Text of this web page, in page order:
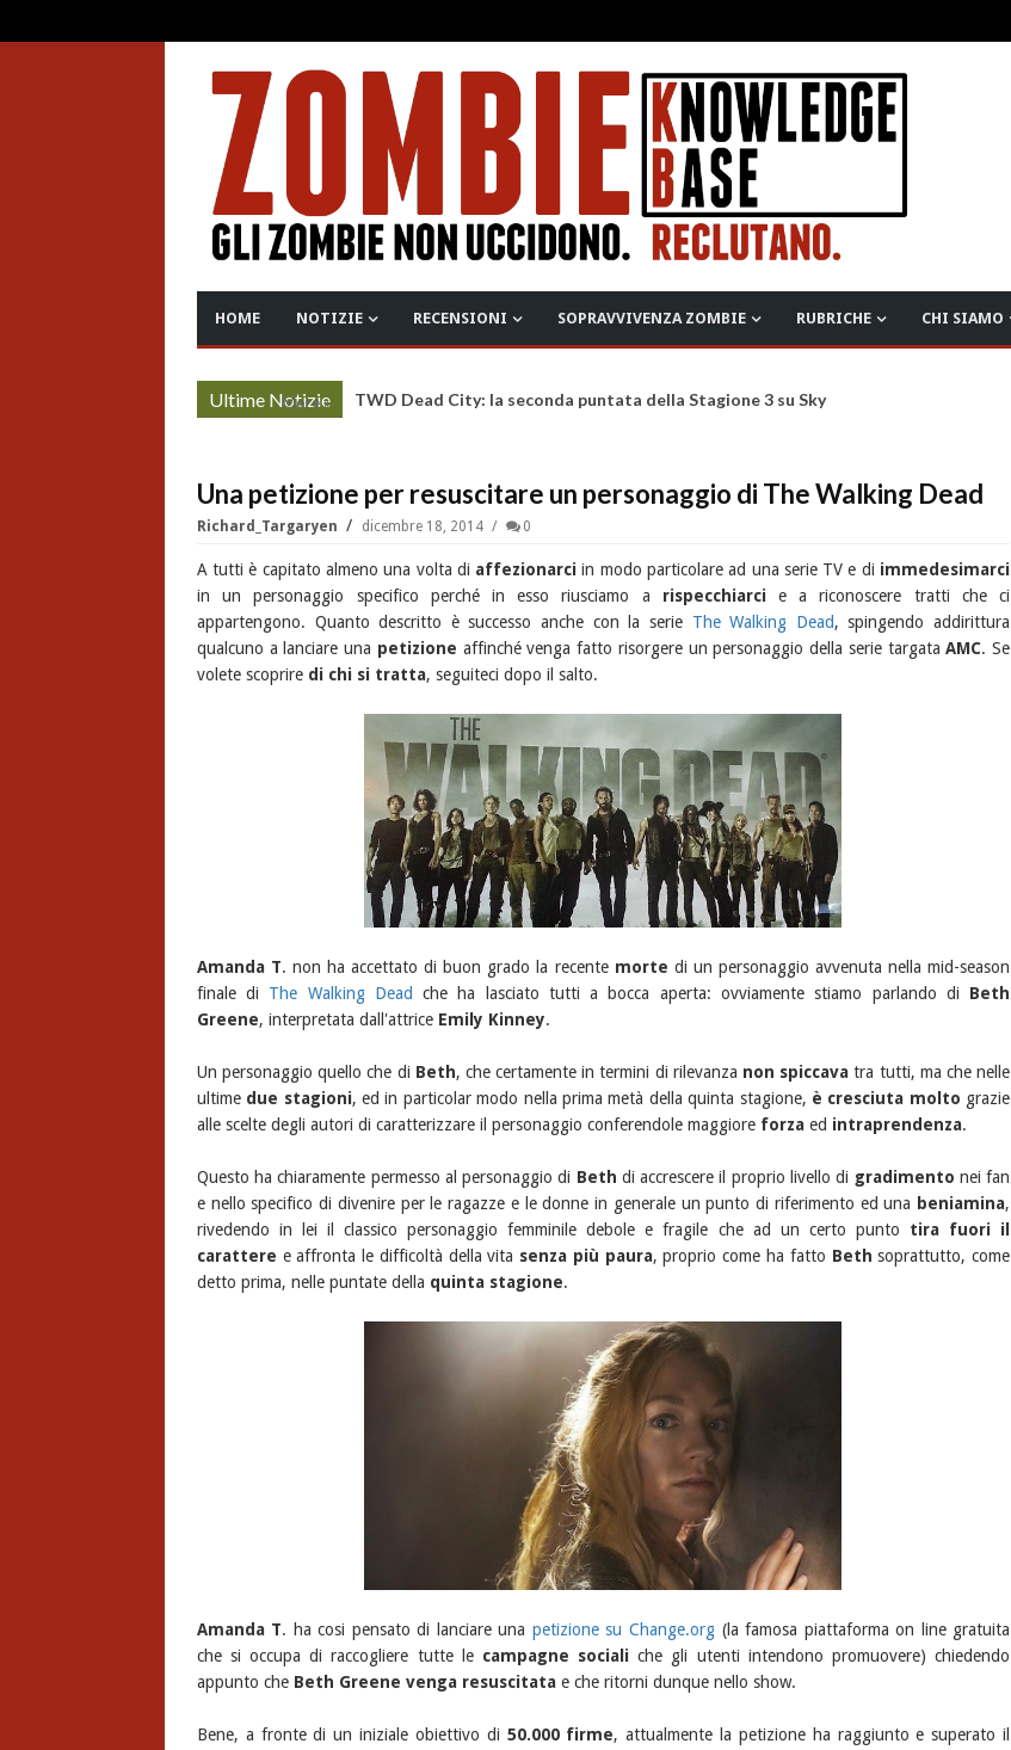
HOME NOTIZIE RECENSIONI SOPRAVVIVENZA ZOMBIE RUBRICHE CHI SIAMO
Ultime Notizie
More » TWD Dead City: la seconda puntata della Stagione 3 su Sky
Una petizione per resuscitare un personaggio di The Walking Dead
Richard_Targaryen dicembre 18, 2014 0
A tutti è capitato almeno una volta di affezionarci in modo particolare ad una serie TV e di immedesimarci
in un personaggio specifico perché in esso riusciamo a rispecchiarcie a riconoscere tratti che ci
appartengono. Quanto descritto è successo anche con la serie The Walking Dead, spingendo addirittura
qualcuno a lanciare una petizione affinché venga fatto risorgere un personaggio della serie targataAMC. Se
volete scoprire di chi si tratta, seguiteci dopo il salto.
Amanda T. non ha accettato di buon grado la recente morte di un personaggio avvenuta nella mid-season
finale di The Walking Dead che ha lasciato tutti a bocca aperta: ovviamente stiamo parlando di Beth
Greene, interpretata dall'attrice Emily Kinney.
Un personaggio quello che di Beth, che certamente in termini di rilevanza non spiccava tra tutti, ma che nelle
ultime due stagioni, ed in particolar modo nella prima metà della quinta stagione, è cresciuta molto grazie
alle scelte degli autori di caratterizzare il personaggio conferendole maggiore forzaed intraprendenza.
Questo ha chiaramente permesso al personaggio di Beth di accrescere il proprio livello di gradimento nei fan
e nello specifico di divenire per le ragazze e le donne in generale un punto di riferimento ed una beniamina,
rivedendo in lei il classico personaggio femminile debole e fragile che ad un certo punto tira fuori il
carattere e affronta le difficoltà della vita senza più paura, proprio come ha fatto Beth soprattutto, come
detto prima, nelle puntate della quinta stagione.
Amanda T. ha cosi pensato di lanciare una petizione su Change.org (la famosa piattaforma on line gratuita
che si occupa di raccogliere tutte le campagne sociali che gli utenti intendono promuovere) chiedendo
appunto che Beth Greene venga resuscitatae che ritorni dunque nello show.
Bene, a fronte di un iniziale obiettivo di 50.000 firme, attualmente la petizione ha raggiunto e superato il